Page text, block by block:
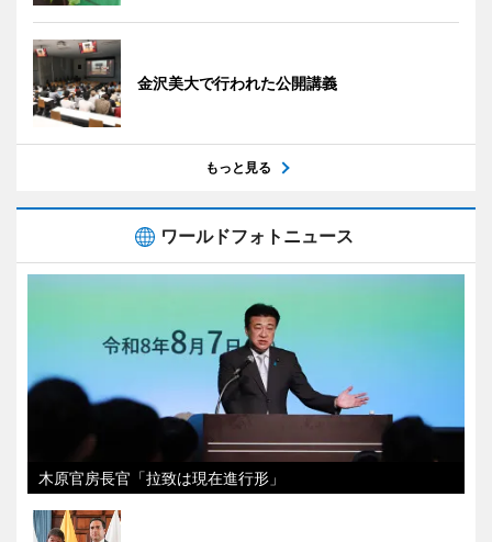
金沢美大で行われた公開講義
もっと見る
ワールドフォトニュース
木原官房長官「拉致は現在進行形」